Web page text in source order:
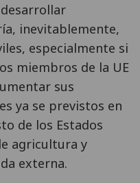
inevitablemente,
especialmente si
miembros de la UE
sus
ya se previstos en
de los Estados
agricultura y
externa.